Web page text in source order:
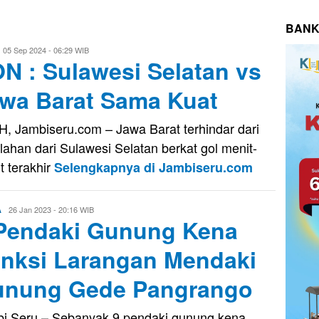
Eri05 Sep 2024 - 06:29 WIB
: Sulawesi Selatan vs
Barat Sama Kuat
Jambiseru.com – Jawa Barat terhindar dari
dari Sulawesi Selatan berkat gol menit-
terakhirSelengkapnya di Jambiseru.com
Firman
Saputra
26 Jan 2023 - 20:16 WIB
Gunung Kena
Larangan Mendaki
Gede Pangrango